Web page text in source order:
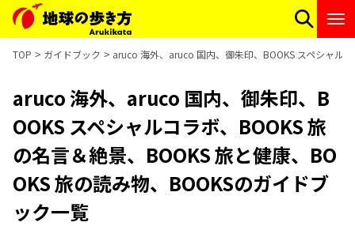
TOP ガイドブック aruco 海外、aruco 国内、御朱印、BOOKS スペシャル
aruco 海外、aruco 国内、御朱印、B
OOKS スペシャルコラボ、BOOKS 旅
の名言＆絶景、BOOKS 旅と健康、BO
OKS 旅の読み物、BOOKSのガイドブ
ック一覧